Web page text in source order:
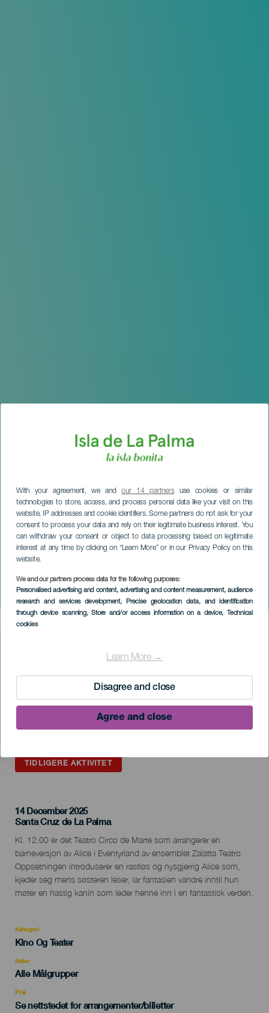
With your agreement, we andour 14 partnersuse cookies or similar
technologies to store, access, and process personal data like your visit on this
website, IP addresses and cookie identifiers. Some partners do not ask for your
consent to process your data and rely on their legitimate business interest. You
can withdraw your consent or object to data processing based on legitimate
interest at any time by clicking on “Learn More” or in our Privacy Policy on this
website.
We and our partners process data for the following purposes:
Personalised advertising and content, advertising and content measurement, audience
research and services development, Precise geolocation data, and identification
through device scanning, Store and/or access information on a device, Technical
cookies
Learn More →
Disagree and close
Agree and close
Alice i Eventyrland
LA PALMA
Imagen
TIDLIGERE AKTIVITET
14 December 2025
Localidad
Santa Cruz de La Palma
Descripción
del
evento
Kl. 12.00 er det Teatro Circo de Marte som arrangerer en
barneversjon av Alice i Eventyrland av ensemblet Zalatta Teatro.
Oppsetningen introduserer en rastløs og nysgjerrig Alice som,
kjeder seg mens søsteren leser, lar fantasien vandre inntil hun
møter en hastig kanin som leder henne inn i en fantastisk verden.
Kategori
Categoría
evento
Kino Og Teater
Alder
Edad
Recomendada
Alle Målgrupper
Pris
Se nettstedet for arrangementer/billetter